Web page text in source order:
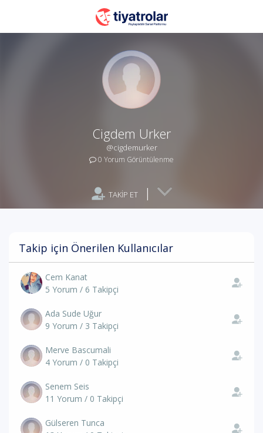
Cigdem Urker
@cigdemurker
0 Yorum Görüntülenme
TAKİP ET |
Takip için Önerilen Kullanıcılar
Cem Kanat
5 Yorum / 6 Takipçi
Ada Sude Uğur
9 Yorum / 3 Takipçi
Merve Bascumali
4 Yorum / 0 Takipçi
Senem Seis
11 Yorum / 0 Takipçi
Gülseren Tunca